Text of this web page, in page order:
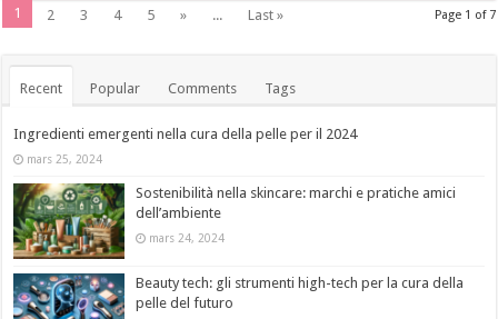
Page 1 of 7
1 2 3 4 5 » ... Last »
Recent Popular Comments Tags
Ingredienti emergenti nella cura della pelle per il 2024
mars 25, 2024
Sostenibilità nella skincare: marchi e pratiche amici
dell’ambiente
mars 24, 2024
Beauty tech: gli strumenti high-tech per la cura della
pelle del futuro